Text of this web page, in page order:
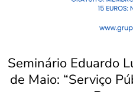
Seminário Eduardo
de Maio: “Serviço